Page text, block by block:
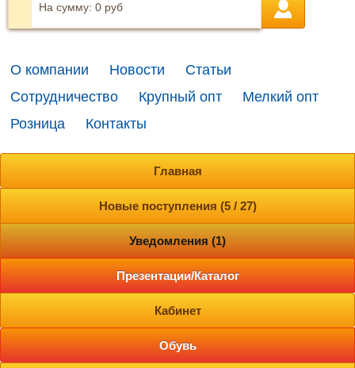
На сумму: 0 руб
О компании Новости
Статьи
Сотрудничество
Крупный опт
Мелкий опт
Розница
Контакты
Главная
Новые поступления (5 / 27)
Уведомления (1)
Презентации/Каталог
Кабинет
Обувь